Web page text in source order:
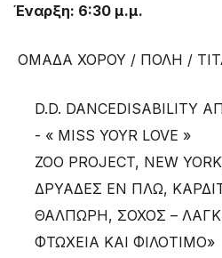
Έναρξη: 6:30 μ.μ.
ΟΜΑΔΑ ΧΟΡΟΥ / ΠΟΛΗ /
D.D. DANCEDISABILITY
- « MISS YOYR LOVE »
ZOO PROJECT, NEW
ΔΡΥΑΔΕΣ ΕΝ ΠΛΩ,
ΘΑΛΠΩΡΗ, ΣΟΧΟΣ –
ΦΤΩΧΕΙΑ ΚΑΙ ΦΙΛΟΤΙΜΟ»